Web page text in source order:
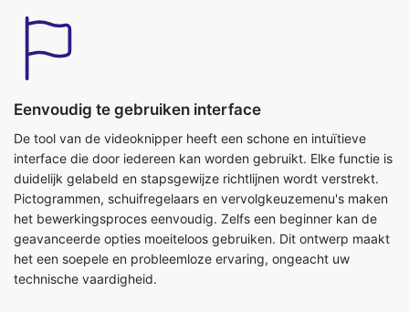
Eenvoudig te gebruiken interface
De tool van de videoknipper heeft een schone en intuïtieve
interface die door iedereen kan worden gebruikt. Elke functie is
Pictogrammen, schuifregelaars en vervolgkeuzemenu's maken
het bewerkingsproces eenvoudig. Zelfs een beginner kan de
geavanceerde opties moeiteloos gebruiken. Dit ontwerp maakt
het een soepele en probleemloze ervaring, ongeacht uw
technische vaardigheid.